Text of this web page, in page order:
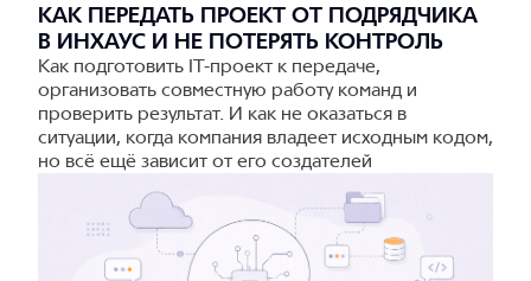
КАК ПЕРЕДАТЬ ПРОЕКТ ОТ ПОДРЯДЧИКА
В ИНХАУС И НЕ ПОТЕРЯТЬ КОНТРОЛЬ
Как подготовить IT-проект к передаче,
организовать совместную работу команд и
проверить результат. И как не оказаться в
ситуации, когда компания владеет исходным кодом,
но всё ещё зависит от его создателей